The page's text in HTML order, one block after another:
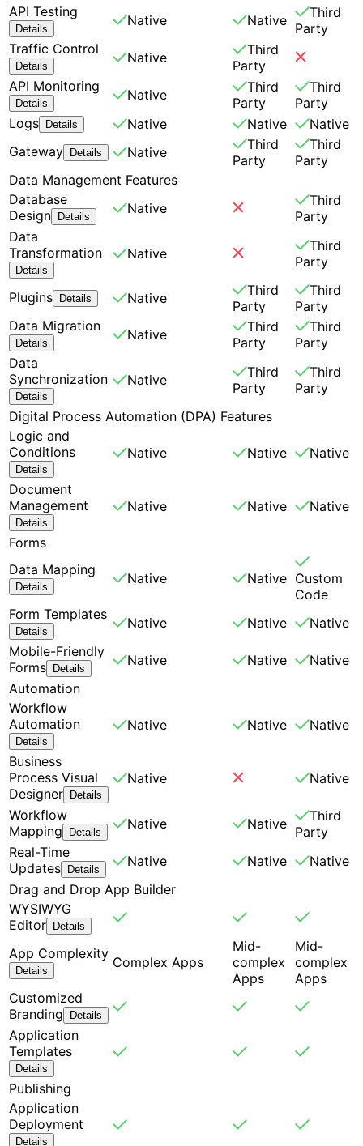
API Testing
Details
Native Native
Third
Party
Traffic Control
Details
Native
Third
Party
API Monitoring
Details
Native
Third
Party
Third
Party
Logs Details Native Native
Native
Gateway Details Native
Third
Party
Third
Party
Data Management Features
Database
Design Details
Native
Third
Party
Data
Transformation
Details
Native
Third
Party
Plugins Details Native
Third
Party
Third
Party
Data Migration
Details
Native
Third
Party
Third
Party
Data
Synchronization
Details
Native
Third
Party
Third
Party
Digital Process Automation (DPA) Features
Logic and
Conditions
Details
Native Native Native
Document
Management
Details
Native Native Native
Forms
Data Mapping
Details
Native Native Custom
Code
Form Templates
Details
Native Native
Native
Mobile-Friendly
Forms Details
Native Native
Native
Automation
Workflow
Automation
Details
Native Native Native
Business
Process Visual
Designer Details
Native Native
Workflow
Mapping
Details
Native Native
Third
Party
Real-Time
Updates Details
Native Native
Native
Drag and Drop App Builder
WYSIWYG
Editor Details
App Complexity
Details
Complex Apps
Mid-
complex
Apps
Mid-
complex
Apps
Customized
Branding
Details
Application
Templates
Details
Publishing
Application
Deployment
Details